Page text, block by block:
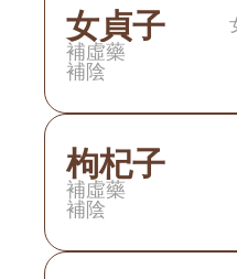
女貞子
補虛藥
補陰
枸杞子
補虛藥
補陰